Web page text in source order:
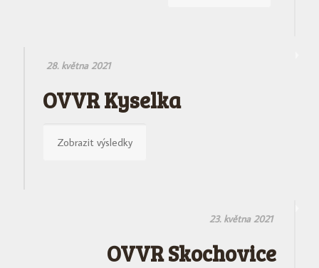
28. května 2021
OVVR Kyselka
Zobrazit výsledky
23. května 2021
OVVR Skochovice